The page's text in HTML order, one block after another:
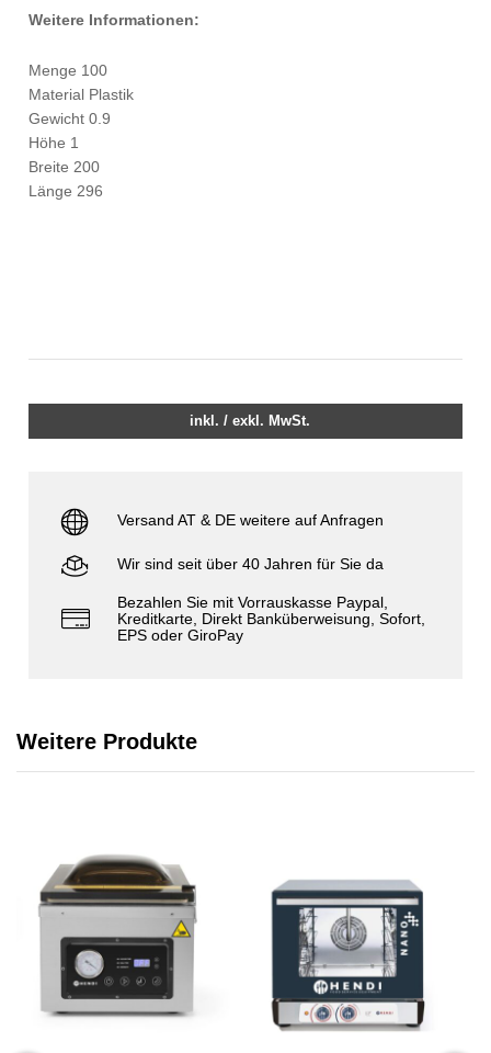
Weitere Informationen:
Menge 100
Material Plastik
Gewicht 0.9
Höhe 1
Breite 200
Länge 296
inkl. / exkl. MwSt.
Versand AT & DE weitere auf Anfragen
Wir sind seit über 40 Jahren für Sie da
Bezahlen Sie mit Vorrauskasse Paypal,
Kreditkarte, Direkt Banküberweisung, Sofort,
EPS oder GiroPay
Weitere Produkte